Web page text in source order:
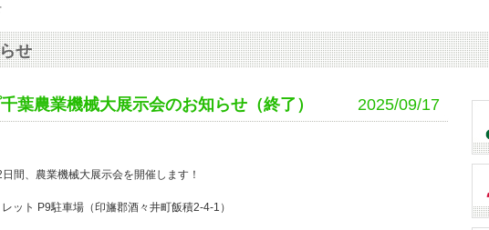
せ
2025/09/17
葉農業機械大展示会のお知らせ（終了）
間、農業機械大展示会を開催します！
ット P9駐車場（印旛郡酒々井町飯積2-4-1）